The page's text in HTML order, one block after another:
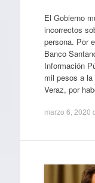
El Gobierno
incorrectos
persona. Por
Banco
Información
mil pesos a
Veraz, por
marzo 6, 2020